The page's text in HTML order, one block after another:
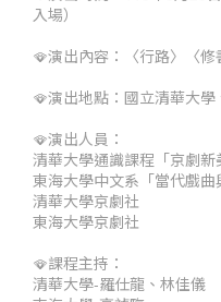
入場）
🪭演出內容：〈行路〉〈修
🪭演出地點：國立清華大
🪭演出人員：
清華大學通識課程「京劇
東海大學中文系「當代戲
清華大學京劇社
東海大學京劇社
🪭課程主持：
清華大學-羅仕龍、林佳儀